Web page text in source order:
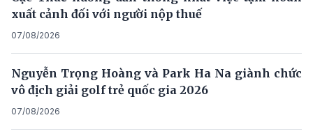
xuất cảnh đối với người nộp thuế
07/08/2026
Nguyễn Trọng Hoàng và Park Ha Na giành chức
vô địch giải golf trẻ quốc gia 2026
07/08/2026